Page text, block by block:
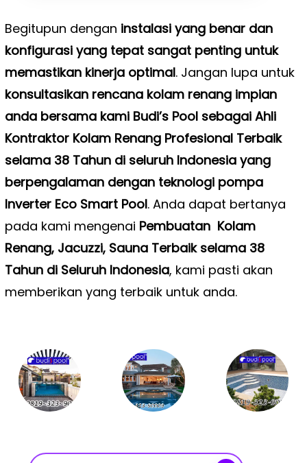
Begitupun dengan instalasi yang benar dan
konfigurasi yang tepat sangat penting untuk
memastikan kinerja optimal. Jangan lupa untuk
konsultasikan rencana kolam renang impian
anda bersama kami Budi’s Pool sebagai Ahli
Kontraktor Kolam Renang Profesional Terbaik
selama 38 Tahun di seluruh Indonesia yang
berpengalaman dengan teknologi pompa
Inverter Eco Smart Pool. Anda dapat bertanya
pada kami mengenai Pembuatan Kolam
Renang, Jacuzzi, Sauna Terbaik selama 38
Tahun di Seluruh Indonesia, kami pasti akan
memberikan yang terbaik untuk anda.